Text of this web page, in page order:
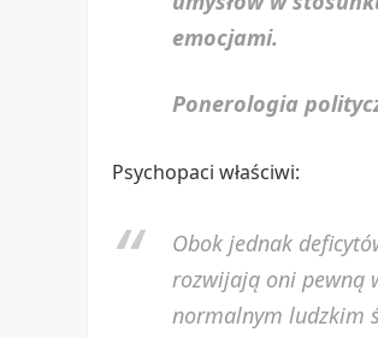
emocjami.
Ponerologia
Psychopaci właściwi:
Obok jednak
rozwijają oni pewną
normalnym ludzkim